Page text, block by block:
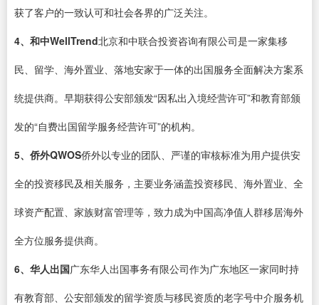
获了客户的一致认可和社会各界的广泛关注。
4、和中WellTrend北京和中联合投资咨询有限公司是一家集移
民、留学、海外置业、落地安家于一体的出国服务全面解决方案系
统提供商。早期获得公安部颁发“因私出入境经营许可”和教育部颁
发的“自费出国留学服务经营许可”的机构。
5、侨外QWOS侨外以专业的团队、严谨的审核标准为用户提供安
全的投资移民及相关服务，主要业务涵盖投资移民、海外置业、全
球资产配置、家族财富管理等，致力成为中国高净值人群移居海外
全方位服务提供商。
6、华人出国广东华人出国事务有限公司作为广东地区一家同时持
有教育部、公安部颁发的留学资质与移民资质的老字号中介服务机